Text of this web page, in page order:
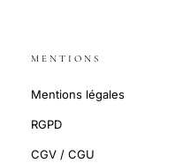
MENTIONS
Mentions légales
RGPD
CGV / CGU